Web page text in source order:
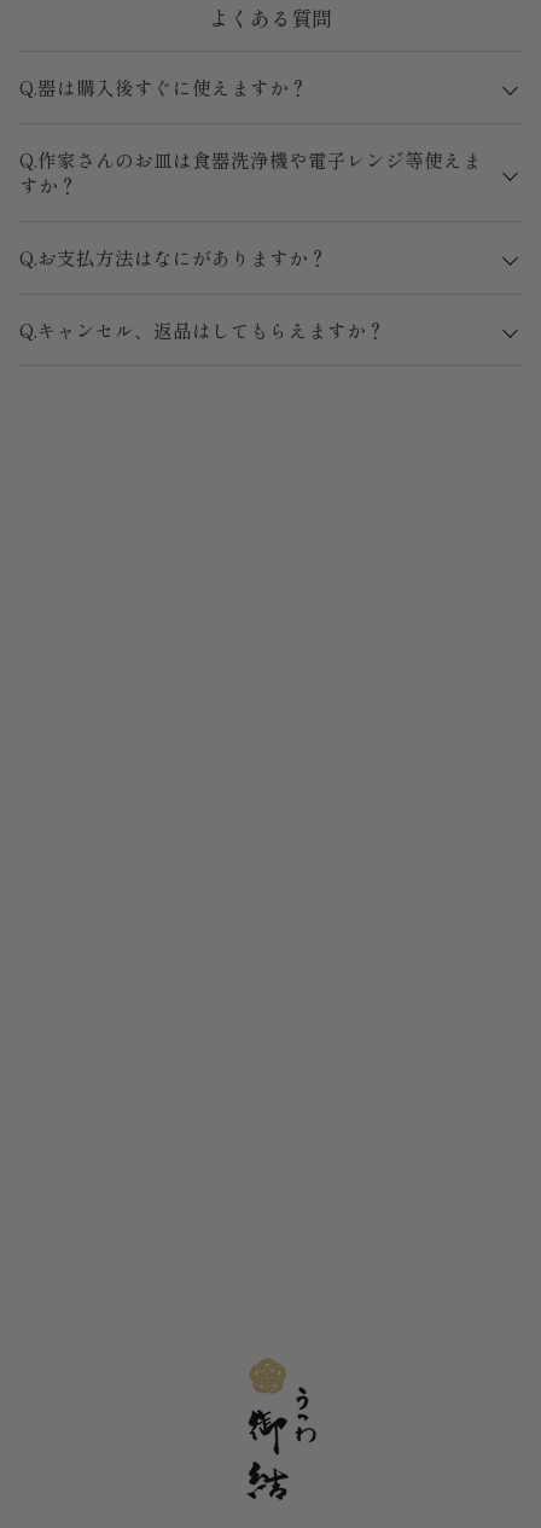
よくある質問
Q.器は購入後すぐに使えますか？
Q.作家さんのお皿は食器洗浄機や電子レンジ等使えま
すか？
Q.お支払方法はなにがありますか？
Q.キャンセル、返品はしてもらえますか？